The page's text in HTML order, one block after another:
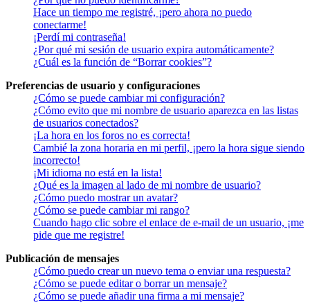
Hace un tiempo me registré, ¡pero ahora no puedo
conectarme!
¡Perdí mi contraseña!
¿Por qué mi sesión de usuario expira automáticamente?
¿Cuál es la función de “Borrar cookies”?
Preferencias de usuario y configuraciones
¿Cómo se puede cambiar mi configuración?
¿Cómo evito que mi nombre de usuario aparezca en las listas
de usuarios conectados?
¡La hora en los foros no es correcta!
Cambié la zona horaria en mi perfil, ¡pero la hora sigue siendo
incorrecto!
¡Mi idioma no está en la lista!
¿Qué es la imagen al lado de mi nombre de usuario?
¿Cómo puedo mostrar un avatar?
¿Cómo se puede cambiar mi rango?
Cuando hago clic sobre el enlace de e-mail de un usuario, ¡me
pide que me registre!
Publicación de mensajes
¿Cómo puedo crear un nuevo tema o enviar una respuesta?
¿Cómo se puede editar o borrar un mensaje?
¿Cómo se puede añadir una firma a mi mensaje?